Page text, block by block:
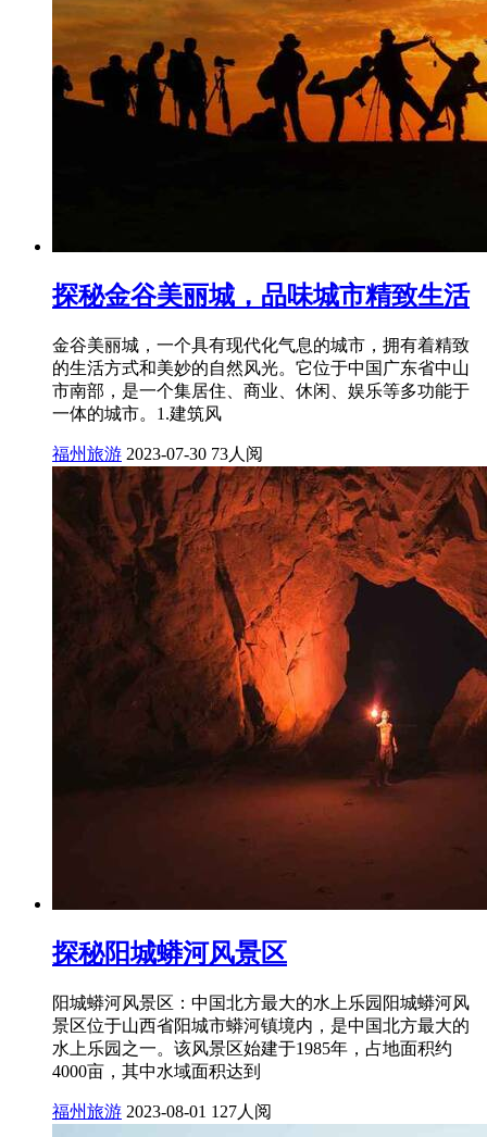
探秘金谷美丽城，品味城市精致生活
金谷美丽城，一个具有现代化气息的城市，拥有着精致
的生活方式和美妙的自然风光。它位于中国广东省中山
市南部，是一个集居住、商业、休闲、娱乐等多功能于
一体的城市。1.建筑风
福州旅游 2023-07-30 73人阅
探秘阳城蟒河风景区
阳城蟒河风景区：中国北方最大的水上乐园阳城蟒河风
景区位于山西省阳城市蟒河镇境内，是中国北方最大的
水上乐园之一。该风景区始建于1985年，占地面积约
4000亩，其中水域面积达到
福州旅游 2023-08-01 127人阅